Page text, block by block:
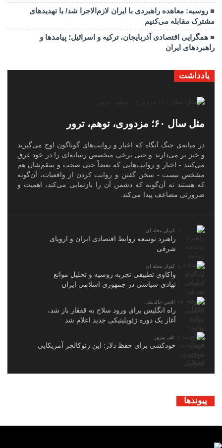
روسیه: معاهده راهبردی با ایران لازم‌الاجرا شد/ با تهدیدهای
مشترک مقابله می‌کنیم
همگرایی اقتصادی آذربایجان، ترکیه و اسرائیل؛ پیامدها و
راهبردهای ایران
یادداشت
مثل سال ۶۰؛ مزدوری، توهم، ترور
در میانه‌ی جنگ آنگاه که اخبار و روایت‌های گوناگون اوج می‌گیرند
و خیز بر می‌دارند و حتی برخی متخصص رسانه‌ای را در خود غرق
می‌کنند - اخبار و روایت‌هایی که بعضاً حتی صحت و سقم‌شان هم
مشخص نیست - سخن گفتن و روایت کردن از واقعیات، آن‌گونه
که هستند نه آن‌گونه که دشمن آن را بازنمایی می‌کند، اهمیت و
ضرورتی مضاعف پیدا می‌کند.
کیوان محله ای
راهبرد توسعه روابط اقتصادی ایران و اروپای
شرقی
کیوان محله ای
واکاوی تطبیقی تجربه روسیه و تحلیل موانع
نهادی-سیاسی در جمهوری اسلامی ایران
الچین خالدبیلی
راه انگلیس برای ورود سلاح به قفقاز باز شد،
آغاز یک دوره ژئوپلیتیکی جدید اعلام شد
علی پیروز
خودکشی برای حفظ دلار: این ژئوکالچر آمریکایی
پیوندها